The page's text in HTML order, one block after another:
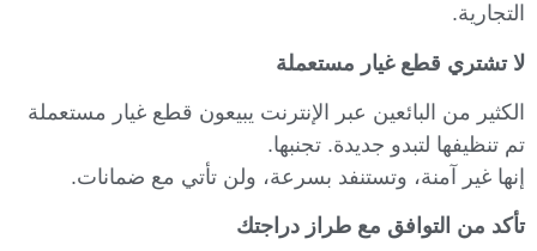
التجارية.
لا تشتري قطع غيار مستعملة
الكثير من البائعين عبر الإنترنت يبيعون قطع غيار مستعملة
تم تنظيفها لتبدو جديدة. تجنبها.
إنها غير آمنة، وتستنفد بسرعة، ولن تأتي مع ضمانات.
تأكد من التوافق مع طراز دراجتك